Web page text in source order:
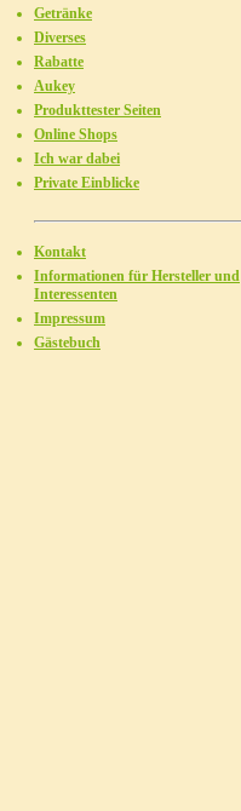
Getränke
Diverses
Rabatte
Aukey
Produkttester Seiten
Online Shops
Ich war dabei
Private Einblicke
Kontakt
Informationen für Hersteller und
Interessenten
Impressum
Gästebuch